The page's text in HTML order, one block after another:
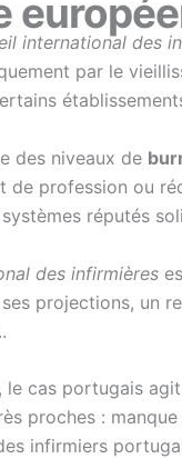
international des
par le
des niveaux de
de profession ou
réputés
des infirmières
projections, un
le cas portugais
proches :
infirmiers